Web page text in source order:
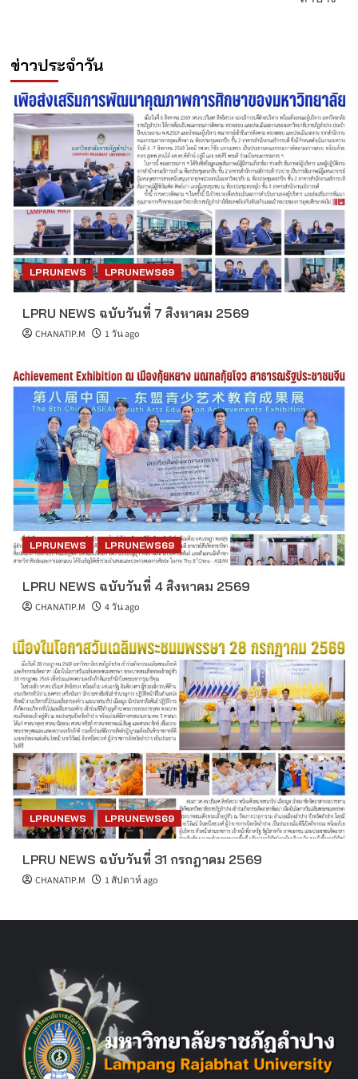
ข่าวประจำวัน
LPRUNEWS LPRUNEWS69
LPRU NEWS ฉบับวันที่ 7 สิงหาคม 2569
CHANATIP.M 1 วัน ago
LPRUNEWS LPRUNEWS69
LPRU NEWS ฉบับวันที่ 4 สิงหาคม 2569
CHANATIP.M 4 วัน ago
LPRUNEWS LPRUNEWS69
LPRU NEWS ฉบับวันที่ 31 กรกฎาคม 2569
CHANATIP.M 1 สัปดาห์ ago